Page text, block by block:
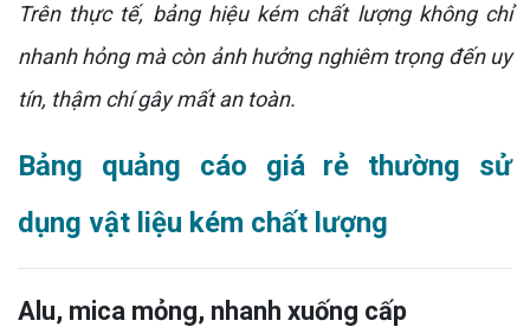
Trên thực tế, bảng hiệu kém chất lượng không chỉ
nhanh hỏng mà còn ảnh hưởng nghiêm trọng đến uy
tín, thậm chí gây mất an toàn.
Bảng quảng cáo giá rẻ thường sử
dụng vật liệu kém chất lượng
Alu, mica mỏng, nhanh xuống cấp